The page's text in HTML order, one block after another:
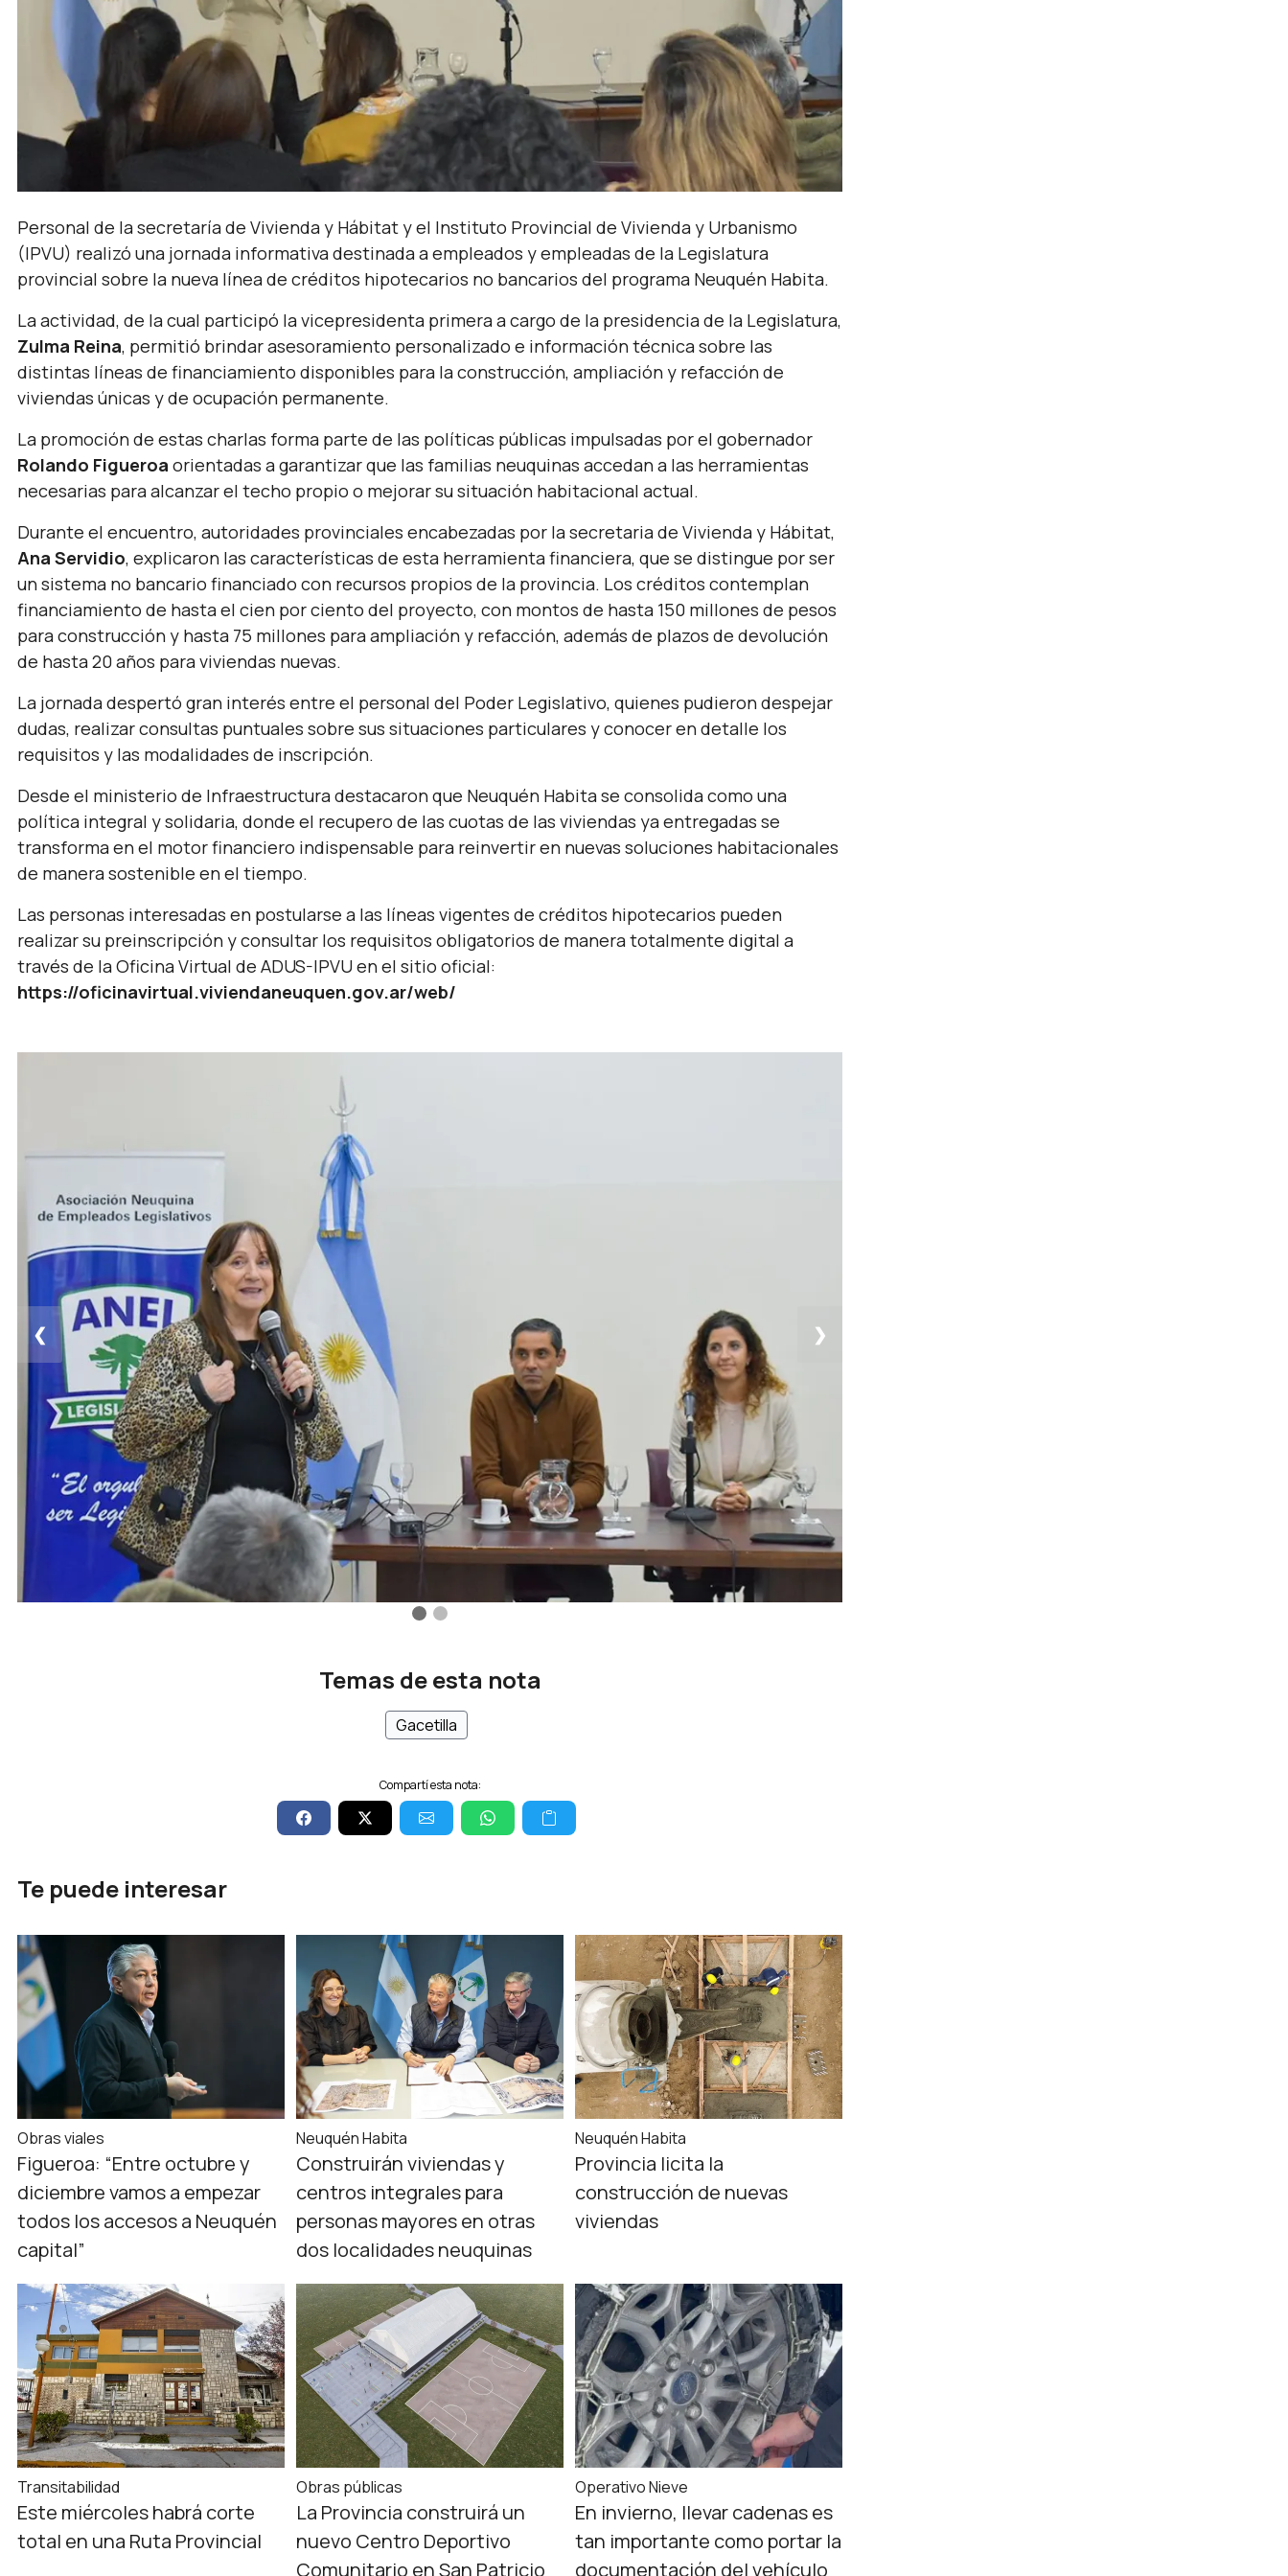
Personal de la secretaría de Vivienda y Hábitat y el Instituto Provincial de Vivienda y Urbanismo
(IPVU) realizó una jornada informativa destinada a empleados y empleadas de la Legislatura
provincial sobre la nueva línea de créditos hipotecarios no bancarios del programa Neuquén Habita.
La actividad, de la cual participó la vicepresidenta primera a cargo de la presidencia de la Legislatura,
Zulma Reina, permitió brindar asesoramiento personalizado e información técnica sobre las
distintas líneas de financiamiento disponibles para la construcción, ampliación y refacción de
viviendas únicas y de ocupación permanente.
La promoción de estas charlas forma parte de las políticas públicas impulsadas por el gobernador
Rolando Figueroa orientadas a garantizar que las familias neuquinas accedan a las herramientas
necesarias para alcanzar el techo propio o mejorar su situación habitacional actual.
Durante el encuentro, autoridades provinciales encabezadas por la secretaria de Vivienda y Hábitat,
Ana Servidio, explicaron las características de esta herramienta financiera, que se distingue por ser
un sistema no bancario financiado con recursos propios de la provincia. Los créditos contemplan
financiamiento de hasta el cien por ciento del proyecto, con montos de hasta 150 millones de pesos
para construcción y hasta 75 millones para ampliación y refacción, además de plazos de devolución
de hasta 20 años para viviendas nuevas.
La jornada despertó gran interés entre el personal del Poder Legislativo, quienes pudieron despejar
dudas, realizar consultas puntuales sobre sus situaciones particulares y conocer en detalle los
requisitos y las modalidades de inscripción.
Desde el ministerio de Infraestructura destacaron que Neuquén Habita se consolida como una
política integral y solidaria, donde el recupero de las cuotas de las viviendas ya entregadas se
transforma en el motor financiero indispensable para reinvertir en nuevas soluciones habitacionales
de manera sostenible en el tiempo.
Las personas interesadas en postularse a las líneas vigentes de créditos hipotecarios pueden
realizar su preinscripción y consultar los requisitos obligatorios de manera totalmente digital a
través de la Oficina Virtual de ADUS-IPVU en el sitio oficial:
https://oficinavirtual.viviendaneuquen.gov.ar/web/
❮ ❯
Temas de esta nota
Gacetilla
Compartí esta nota:
Te puede interesar
Obras viales
Figueroa: “Entre octubre y
diciembre vamos a empezar
todos los accesos a Neuquén
capital”
Neuquén Habita
Construirán viviendas y
centros integrales para
personas mayores en otras
dos localidades neuquinas
Neuquén Habita
Provincia licita la
construcción de nuevas
viviendas
Transitabilidad
Este miércoles habrá corte
total en una Ruta Provincial
Obras públicas
La Provincia construirá un
nuevo Centro Deportivo
Comunitario en San Patricio
Operativo Nieve
En invierno, llevar cadenas es
tan importante como portar la
documentación del vehículo